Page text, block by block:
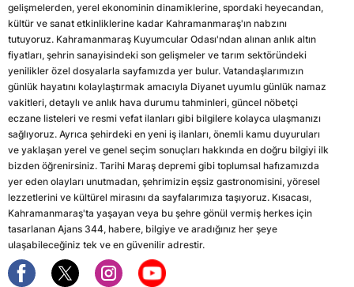
gelişmelerden, yerel ekonominin dinamiklerine, spordaki heyecandan,
kültür ve sanat etkinliklerine kadar Kahramanmaraş'ın nabzını
tutuyoruz. Kahramanmaraş Kuyumcular Odası'ndan alınan anlık altın
fiyatları, şehrin sanayisindeki son gelişmeler ve tarım sektöründeki
yenilikler özel dosyalarla sayfamızda yer bulur. Vatandaşlarımızın
günlük hayatını kolaylaştırmak amacıyla Diyanet uyumlu günlük namaz
vakitleri, detaylı ve anlık hava durumu tahminleri, güncel nöbetçi
eczane listeleri ve resmi vefat ilanları gibi bilgilere kolayca ulaşmanızı
sağlıyoruz. Ayrıca şehirdeki en yeni iş ilanları, önemli kamu duyuruları
ve yaklaşan yerel ve genel seçim sonuçları hakkında en doğru bilgiyi ilk
bizden öğrenirsiniz. Tarihi Maraş depremi gibi toplumsal hafızamızda
yer eden olayları unutmadan, şehrimizin eşsiz gastronomisini, yöresel
lezzetlerini ve kültürel mirasını da sayfalarımıza taşıyoruz. Kısacası,
Kahramanmaraş'ta yaşayan veya bu şehre gönül vermiş herkes için
tasarlanan Ajans 344, habere, bilgiye ve aradığınız her şeye
ulaşabileceğiniz tek ve en güvenilir adrestir.